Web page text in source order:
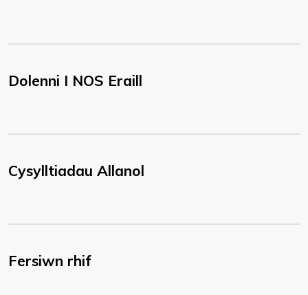
Dolenni I NOS Eraill
Cysylltiadau Allanol
Fersiwn rhif